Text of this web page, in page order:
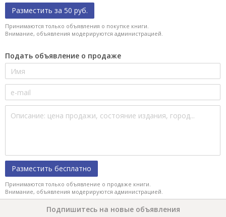
Разместить за 50 руб.
Принимаются только объявления о покупке книги.
Внимание, объявления модерируются администрацией.
Подать объявление о продаже
Разместить бесплатно
Принимаются только объявление о продаже книги.
Внимание, объявления модерируются администрацией.
Подпишитесь на новые объявления